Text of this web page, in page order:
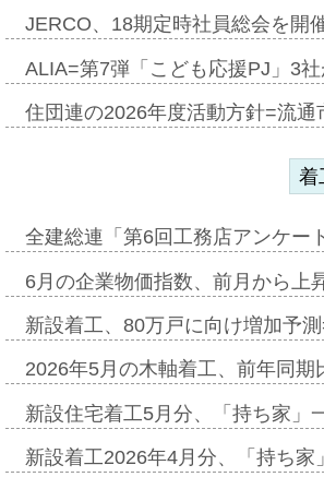
JERCO、18期定時社員総会を
ALIA=第7弾「こども応援PJ」3
住団連の2026年度活動方針=流
着
全建総連「第6回工務店アンケ
6月の企業物価指数、前月から
新設着工、80万戸に向け増加予
2026年5月の木軸着工、前年同
新設住宅着工5月分、「持ち家
新設着工2026年4月分、「持ち